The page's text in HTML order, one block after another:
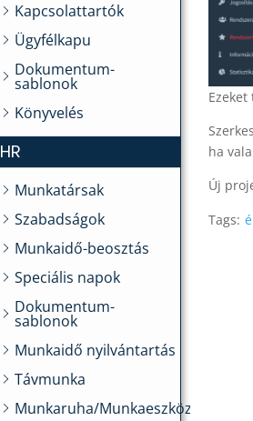
Kapcsolattartók
Ügyfélkapu
Dokumentum-
sablonok
Könyvelés
HR
Munkatársak
Szabadságok
Munkaidő-beosztás
Speciális napok
Dokumentum-
sablonok
Munkaidő nyilvántartás
Távmunka
Munkaruha/Munkaeszköz
ha
Új
Tags: